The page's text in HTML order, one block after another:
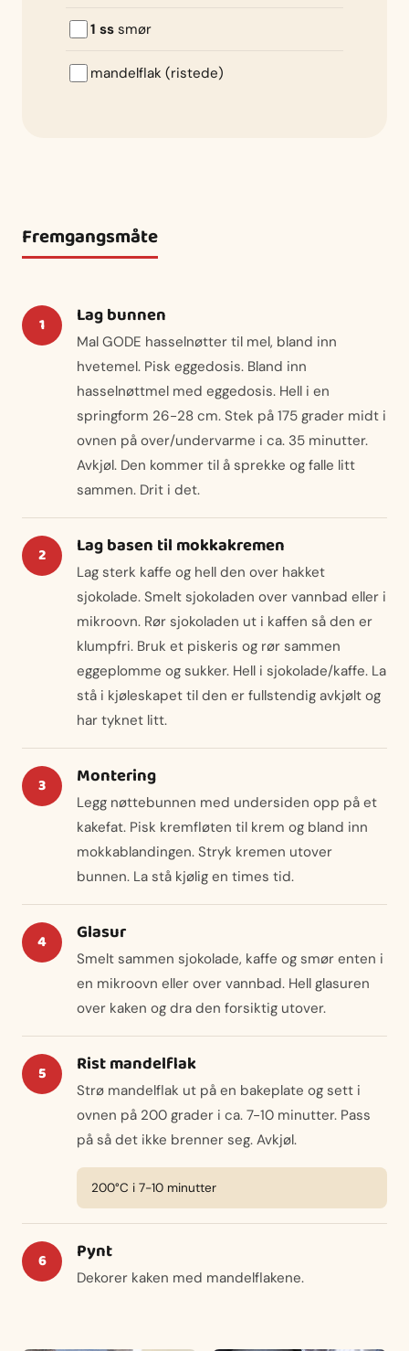
1 ss smør
mandelflak (ristede)
Fremgangsmåte
Lag bunnen
Mal GODE hasselnøtter til mel, bland inn
hvetemel. Pisk eggedosis. Bland inn
hasselnøttmel med eggedosis. Hell i en
springform 26-28 cm. Stek på 175 grader midt i
ovnen på over/undervarme i ca. 35 minutter.
Avkjøl. Den kommer til å sprekke og falle litt
sammen. Drit i det.
Lag basen til mokkakremen
Lag sterk kaffe og hell den over hakket
sjokolade. Smelt sjokoladen over vannbad eller i
mikroovn. Rør sjokoladen ut i kaffen så den er
klumpfri. Bruk et piskeris og rør sammen
eggeplomme og sukker. Hell i sjokolade/kaffe. La
stå i kjøleskapet til den er fullstendig avkjølt og
har tyknet litt.
Montering
Legg nøttebunnen med undersiden opp på et
kakefat. Pisk kremfløten til krem og bland inn
mokkablandingen. Stryk kremen utover
bunnen. La stå kjølig en times tid.
Glasur
Smelt sammen sjokolade, kaffe og smør enten i
en mikroovn eller over vannbad. Hell glasuren
over kaken og dra den forsiktig utover.
Rist mandelflak
Strø mandelflak ut på en bakeplate og sett i
ovnen på 200 grader i ca. 7-10 minutter. Pass
på så det ikke brenner seg. Avkjøl.
200°C i 7-10 minutter
Pynt
Dekorer kaken med mandelflakene.